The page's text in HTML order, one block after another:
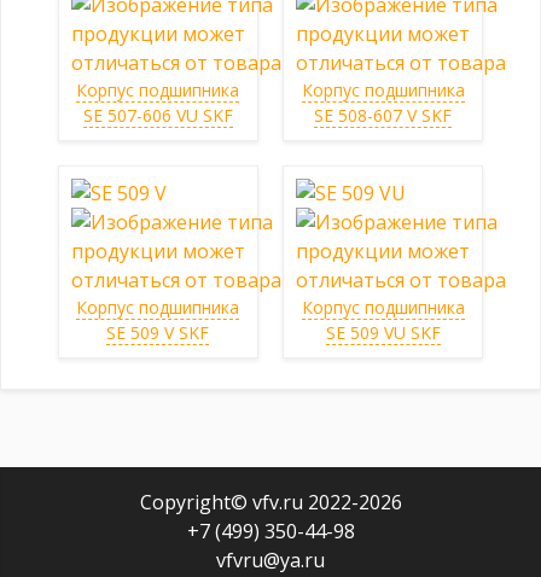
Корпус подшипника
SE 507-606 VU SKF
Корпус подшипника
SE 508-607 V SKF
Корпус подшипника
SE 509 V SKF
Корпус подшипника
SE 509 VU SKF
Copyright© vfv.ru 2022-2026
+7 (499) 350-44-98
vfvru@ya.ru